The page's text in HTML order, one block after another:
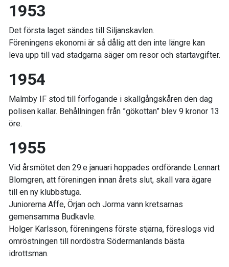
1953
Det första laget sändes till Siljanskavlen.
Föreningens ekonomi är så dålig att den inte längre kan
leva upp till vad stadgarna säger om resor och startavgifter.
1954
Malmby IF stod till förfogande i skallgångskåren den dag
polisen kallar. Behållningen från ”gökottan” blev 9 kronor 13
öre.
1955
Vid årsmötet den 29:e januari hoppades ordförande Lennart
Blomgren, att föreningen innan årets slut, skall vara ägare
till en ny klubbstuga.
Juniorerna Affe, Örjan och Jorma vann kretsarnas
gemensamma Budkavle.
Holger Karlsson, föreningens förste stjärna, föreslogs vid
omröstningen till nordöstra Södermanlands bästa
idrottsman.